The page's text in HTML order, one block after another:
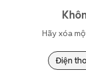
Hãy xóa
Điện